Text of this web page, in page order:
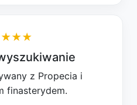
z Propecia i
finasterydem.